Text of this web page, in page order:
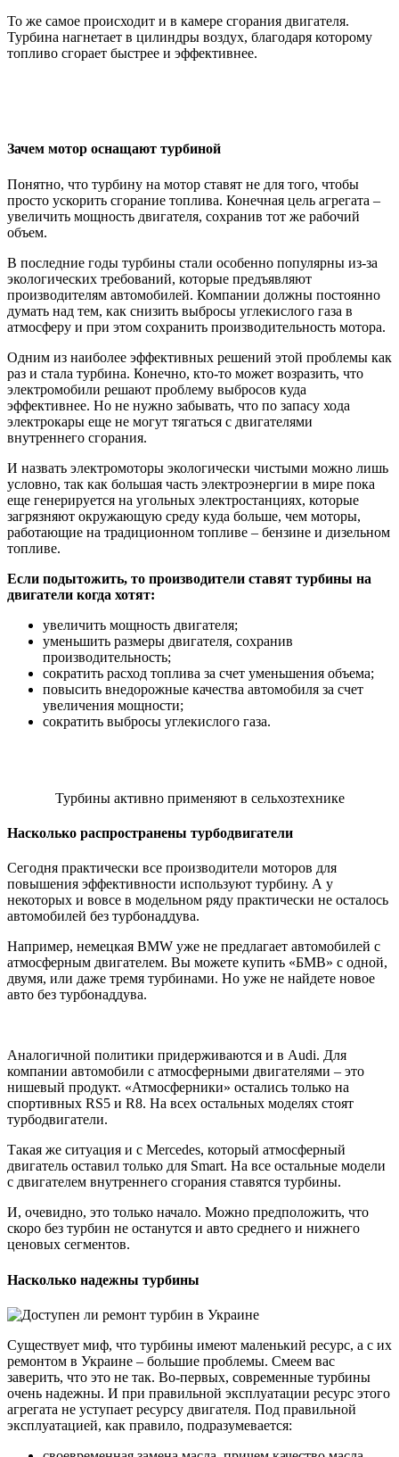
То же самое происходит и в камере сгорания двигателя.
Турбина нагнетает в цилиндры воздух, благодаря которому
топливо сгорает быстрее и эффективнее.
Зачем мотор оснащают турбиной
Понятно, что турбину на мотор ставят не для того, чтобы
просто ускорить сгорание топлива. Конечная цель агрегата –
увеличить мощность двигателя, сохранив тот же рабочий
объем.
В последние годы турбины стали особенно популярны из-за
экологических требований, которые предъявляют
производителям автомобилей. Компании должны постоянно
думать над тем, как снизить выбросы углекислого газа в
атмосферу и при этом сохранить производительность мотора.
Одним из наиболее эффективных решений этой проблемы как
раз и стала турбина. Конечно, кто-то может возразить, что
электромобили решают проблему выбросов куда
эффективнее. Но не нужно забывать, что по запасу хода
электрокары еще не могут тягаться с двигателями
внутреннего сгорания.
И назвать электромоторы экологически чистыми можно лишь
условно, так как большая часть электроэнергии в мире пока
еще генерируется на угольных электростанциях, которые
загрязняют окружающую среду куда больше, чем моторы,
работающие на традиционном топливе – бензине и дизельном
топливе.
Если подытожить, то производители ставят турбины на
двигатели когда хотят:
увеличить мощность двигателя;
уменьшить размеры двигателя, сохранив
производительность;
сократить расход топлива за счет уменьшения объема;
повысить внедорожные качества автомобиля за счет
увеличения мощности;
сократить выбросы углекислого газа.
Турбины активно применяют в сельхозтехнике
Насколько распространены турбодвигатели
Сегодня практически все производители моторов для
повышения эффективности используют турбину. А у
некоторых и вовсе в модельном ряду практически не осталось
автомобилей без турбонаддува.
Например, немецкая BMW уже не предлагает автомобилей с
атмосферным двигателем. Вы можете купить «БМВ» с одной,
двумя, или даже тремя турбинами. Но уже не найдете новое
авто без турбонаддува.
Аналогичной политики придерживаются и в Audi. Для
компании автомобили с атмосферными двигателями – это
нишевый продукт. «Атмосферники» остались только на
спортивных RS5 и R8. На всех остальных моделях стоят
турбодвигатели.
Такая же ситуация и с Mercedes, который атмосферный
двигатель оставил только для Smart. На все остальные модели
с двигателем внутреннего сгорания ставятся турбины.
И, очевидно, это только начало. Можно предположить, что
скоро без турбин не останутся и авто среднего и нижнего
ценовых сегментов.
Насколько надежны турбины
Существует миф, что турбины имеют маленький ресурс, а с их
ремонтом в Украине – большие проблемы. Смеем вас
заверить, что это не так. Во-первых, современные турбины
очень надежны. И при правильной эксплуатации ресурс этого
агрегата не уступает ресурсу двигателя. Под правильной
эксплуатацией, как правило, подразумевается: